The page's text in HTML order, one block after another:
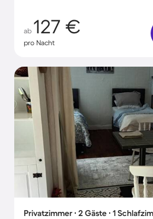
ab 127 €
pro Nacht
Privatzimmer ∙ 2 Gäste ∙ 1